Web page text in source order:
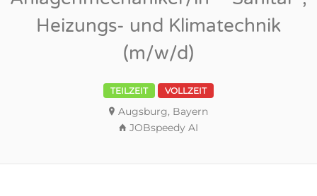
Heizungs- und Klimatechnik
(m/w/d)
TEILZEIT VOLLZEIT
Augsburg, Bayern
JOBspeedy AI